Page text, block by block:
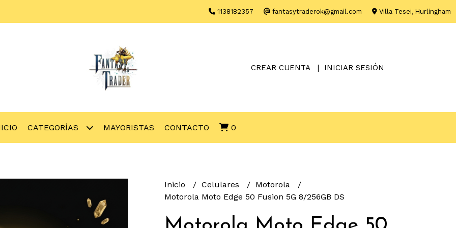
1138182357 fantasytraderok@gmail.com Villa Tesei, Hurlingham
CREAR CUENTA INICIAR SESIÓN
CATEGORÍAS MAYORISTAS CONTACTO 0
Inicio Celulares
Motorola
Motorola Moto Edge 50 Fusion 5G 8/256GB DS